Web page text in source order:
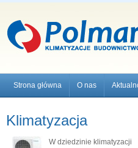
Strona główna O nas
Klimatyzacja
W dziedzinie klimatyzacji